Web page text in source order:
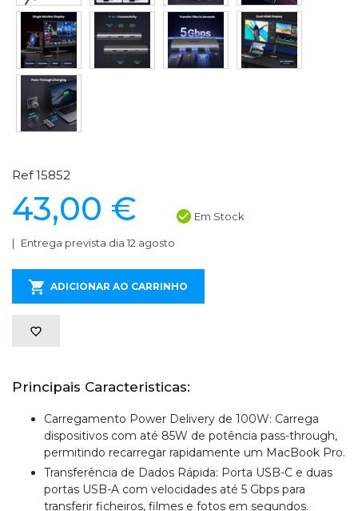
Ref 15852
43,00 € Em Stock
Entrega prevista dia 12 agosto
ADICIONAR AO CARRINHO
Principais Caracteristicas:
Carregamento Power Delivery de 100W: Carrega
dispositivos com até 85W de potência pass-through,
permitindo recarregar rapidamente um MacBook Pro.
Transferência de Dados Rápida: Porta USB-C e duas
portas USB-A com velocidades até 5 Gbps para
transferir ficheiros, filmes e fotos em segundos.